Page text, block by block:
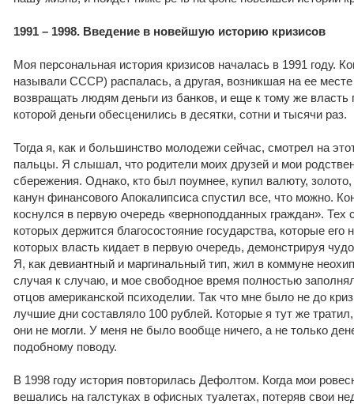
1991 – 1998. Введение в новейшую историю кризисов
Моя персональная история кризисов началась в 1991 году.
называли СССР) распалась, а другая, возникшая на ее месте
возвращать людям деньги из банков, и еще к тому же
которой деньги обесценились в десятки, сотни и тысячи раз.
Тогда я, как и большинство молодежи сейчас, смотрел на
пальцы. Я слышал, что родители моих друзей и мои
сбережения. Однако, кто был поумнее, купил валюту,
канун финансового Апокалипсиса спустил все, что можно.
коснулся в первую очередь «верноподданных граждан». Тех
которых держится благосостояние государства, которые его
которых власть кидает в первую очередь, демонстрируя
Я, как девиантный и маргинальный тип, жил в коммуне
случая к случаю, и мое свободное время полностью
отцов американской психоделии. Так что мне было не до
лучшие дни составляло 100 рублей. Которые я тут же
они не могли. У меня не было вообще ничего, а не только
подобному поводу.
В 1998 году история повторилась Дефолтом. Когда мои
вешались на галстуках в офисных туалетах, потеряв свои